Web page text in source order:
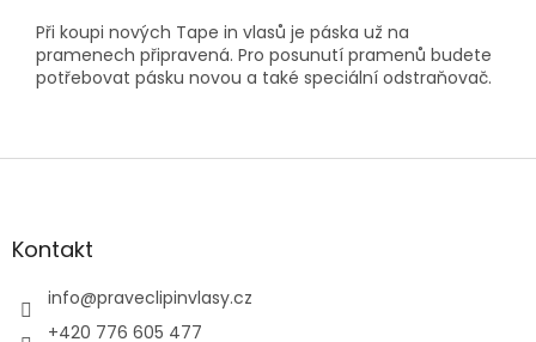
Při koupi nových Tape in vlasů je páska už na
pramenech připravená. Pro posunutí pramenů budete
potřebovat pásku novou a také speciální odstraňovač.
Z
aKontakt
info@praveclipinvlasy.cz
+420 776 605 477